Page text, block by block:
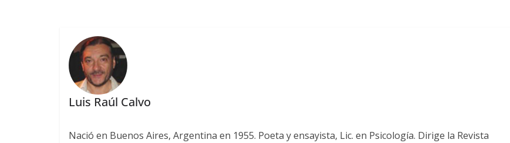
Luis Raúl Calvo
Nació en Buenos Aires, Argentina en 1955. Poeta y ensayista, Lic. en Psicología. Dirige la Revista